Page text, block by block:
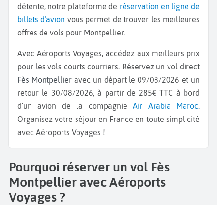
détente, notre plateforme de réservation en ligne de
billets d’avion vous permet de trouver les meilleures
offres de vols pour Montpellier.
Avec Aéroports Voyages, accédez aux meilleurs prix
pour les vols courts courriers. Réservez un vol direct
Fès Montpellier avec un départ le 09/08/2026 et un
retour le 30/08/2026, à partir de 285€ TTC à bord
d’un avion de la compagnieAir Arabia Maroc.
Organisez votre séjour en France en toute simplicité
avec Aéroports Voyages !
Pourquoi réserver un vol Fès
Montpellier avec Aéroports
Voyages ?